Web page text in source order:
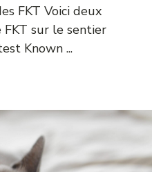
FKT Voici deux
FKT sur le sentier
Known ...